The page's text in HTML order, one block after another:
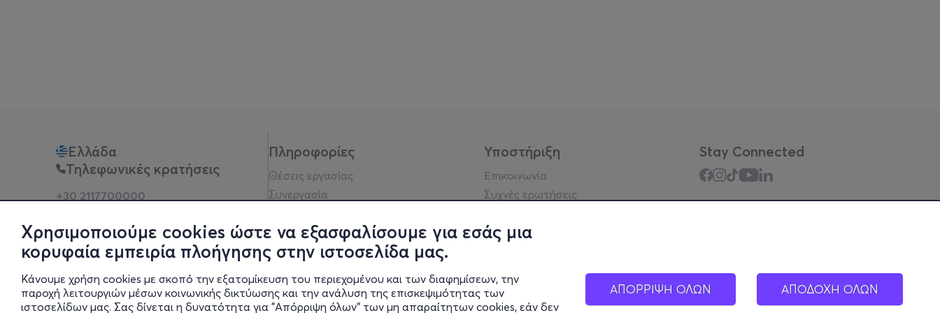
Χρησιμοποιούμε cookies ώστε να εξασφαλίσουμε για εσάς μια
κορυφαία εμπειρία πλοήγησης στην ιστοσελίδα μας.
Κάνουμε χρήση cookies με σκοπό την εξατομίκευση του περιεχομένου και των διαφημίσεων, την
παροχή λειτουργιών μέσων κοινωνικής δικτύωσης και την ανάλυση της επισκεψιμότητας των
ιστοσελίδων μας. Σας δίνεται η δυνατότητα για "Απόρριψη όλων" των μη απαραίτητων cookies, εάν δεν
ΑΠΟΡΡΙΨΗ ΟΛΩΝ ΑΠΟΔΟΧΗ ΟΛΩΝ
Ελλάδα
Τηλεφωνικές κρατήσεις
+30 2117700000
Φυσικά σημεία
Πληροφορίες
Θέσεις εργασίας
Συνεργασία
Πολιτική απορρήτου
Νομική σημείωση
Blog
Οικονομικά στοιχεία
Υποστήριξη
Επικοινωνία
Συχνές ερωτήσεις
Υπηρεσίες
Σύνδεση reseller
Stay Connected